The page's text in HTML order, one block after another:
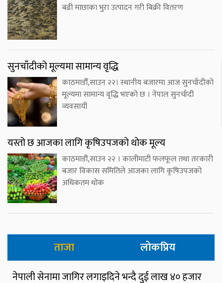
बढी माछाका भुरा उत्पादन गरी बिक्री वितरण
सुनचाँदीको मूल्यमा सामान्य वृद्धि
काठमाडौँ,साउन २२। स्थानीय बजारमा आज सुनचाँदीको
मूल्यमा सामान्य वृद्धि भएको छ । नेपाल सुनचाँदी
व्यवसायी
यस्तो छ आजका लागि कृषिउपजको थोक मूल्य
काठमाडौं,साउन २२ । कालीमाटी फलफूल तथा तरकारी
बजार विकास समितिले आजका लागि कृषिउपजको
अधिकतम थोक
ताजा लोकप्रिय
नेपाली सेनामा जागिर लगाइदिने भन्दै दुई लाख ४० हजार